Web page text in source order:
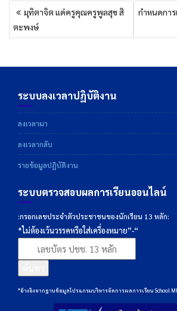
แนะแนว
เรื่องมุทิตาจิต แด่ครูคุณครูพูลสุข สิ
ตะพงษ์
กำหนดกา
ระบบลงเวลาปฏิบัติงาน
ลงเวลามา
ลงเวลากลับ
รายข้อมูลปฏิบัติงาน
ระบบตรวจสอบผลการเรียนออนไลน์
:กรอกเลขประจำตัวประชาชนของนักเรียน 13 หลัก:
*ไม่ต้องเว้นวรรคหรือใส่เครื่องหมาย”-“
*อ้างอิงจากฐานข้อมูลโปรแกรมบริหารจัดการผลการเรียน School